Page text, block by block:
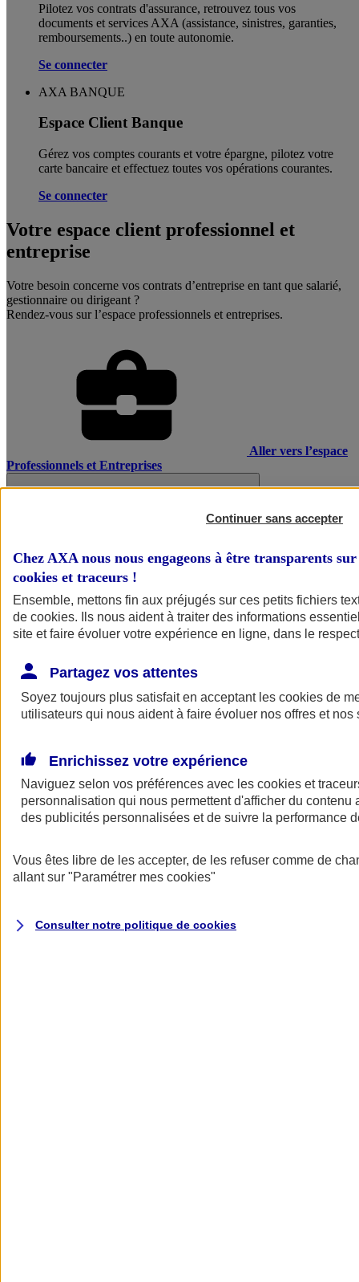
Pilotez vos contrats d'assurance, retrouvez tous vos
documents et services AXA (assistance, sinistres, garanties,
remboursements..) en toute autonomie. ​
Se connecter
AXA BANQUE
Espace Client Banque
Gérez vos comptes courants et votre épargne, pilotez votre
carte bancaire et effectuez toutes vos opérations courantes.
Se connecter
Votre espace client professionnel et
entreprise
Votre besoin concerne vos contrats d’entreprise en tant que salarié,
gestionnaire ou dirigeant ?
Rendez-vous sur l’espace professionnels et entreprises.
Aller vers l’espace
Professionnels et Entreprises
AXA Assurance
Continuer sans accepter
Chez AXA nous nous engageons à être transparents
cookies et traceurs !
Ensemble, mettons fin aux préjugés sur ces petits fichiers
de cookies. Ils nous aident à traiter des informations
site et faire évoluer votre expérience en ligne, dans le
Partagez vos attentes
Soyez toujours plus satisfait en acceptant les cookies de
utilisateurs qui nous aident à faire évoluer nos offres et nos
Enrichissez votre expérience
Naviguez selon vos préférences avec les cookies et
personnalisation qui nous permettent d'afficher du contenu
des publicités personnalisées et de suivre la performance
Vous êtes libre de les accepter, de les refuser comme de
allant sur "Paramétrer mes cookies"
Consulter notre politique de cookies